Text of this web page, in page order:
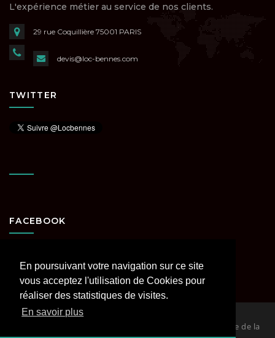
En poursuivant votre navigation sur ce site
vous acceptez l'utilisation de Cookies pour
réaliser des statistiques de visites.
En savoir plus
L'expérience métier au service de nos clients.
29 rue Coquillière 75001 PARIS
devis@loc-bennes.com
TWITTER
FACEBOOK
Loc Bennes Paris et Région parisienne spécialiste de la